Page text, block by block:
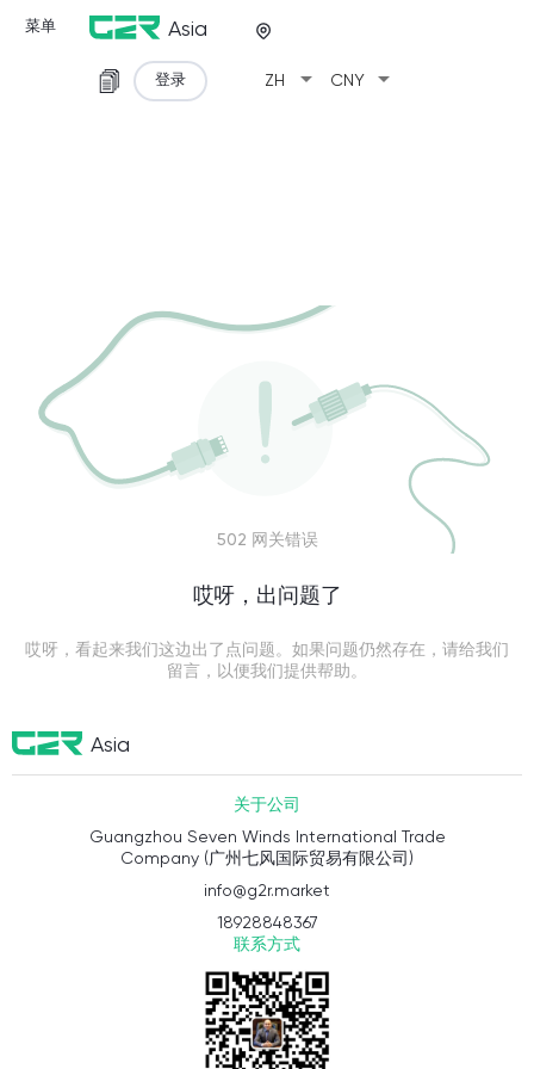
菜单 Asia
ZH arrow_drop_down CNY arrow_drop_down
登录
502 网关错误
哎呀，出问题了
哎呀，看起来我们这边出了点问题。如果问题仍然存在，请给我们
留言，以便我们提供帮助。
Asia
关于公司
Guangzhou Seven Winds International Trade
Company (广州七风国际贸易有限公司)
info@g2r.market
18928848367
联系方式